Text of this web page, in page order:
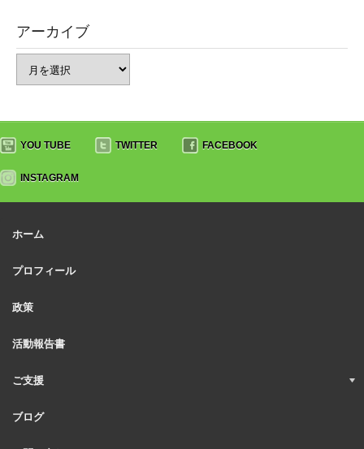
アーカイブ
YOU TUBE TWITTER FACEBOOK
INSTAGRAM
ホーム
プロフィール
政策
活動報告書
ご支援
ブログ